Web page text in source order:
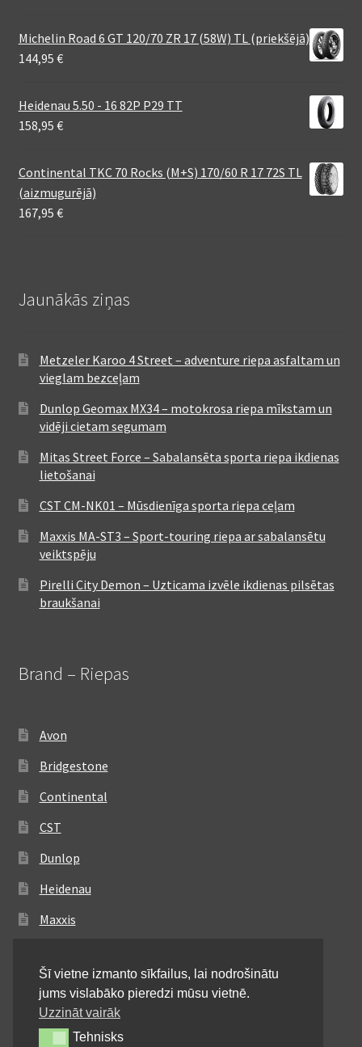
Michelin Road 6 GT 120/70 ZR 17 (58W) TL (priekšējā)
144,95 €
Heidenau 5.50 - 16 82P P29 TT
158,95 €
Continental TKC 70 Rocks (M+S) 170/60 R 17 72S TL
(aizmugurējā)
167,95 €
Jaunākās ziņas
Metzeler Karoo 4 Street – adventure riepa asfaltam un
vieglam bezceļam
Dunlop Geomax MX34 – motokrosa riepa mīkstam un
vidēji cietam segumam
Mitas Street Force – Sabalansēta sporta riepa ikdienas
lietošanai
CST CM-NK01 – Mūsdienīga sporta riepa ceļam
Maxxis MA-ST3 – Sport-touring riepa ar sabalansētu
veiktspēju
Pirelli City Demon – Uzticama izvēle ikdienas pilsētas
braukšanai
Brand – Riepas
Avon
Bridgestone
Continental
CST
Dunlop
Heidenau
Maxxis
Michelin
Mitas
Pirelli
Šī vietne izmanto sīkfailus, lai nodrošinātu
jums vislabāko pieredzi mūsu vietnē.
Uzzināt vairāk
TehnisksTehnisks